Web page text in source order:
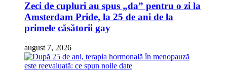
Zeci de cupluri au spus „da” pentru o zi la
Amsterdam Pride, la 25 de ani de la
primele căsătorii gay
august 7, 2026